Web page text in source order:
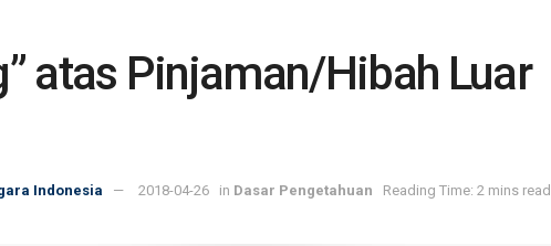
atas Pinjaman/Hibah Luar
Indonesia 2018-04-26 in Dasar Pengetahuan Reading Time: 2 mins read